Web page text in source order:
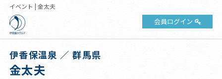
イベント | 金太夫
会員ログイン
伊香保温泉 ／ 群馬県
金太夫